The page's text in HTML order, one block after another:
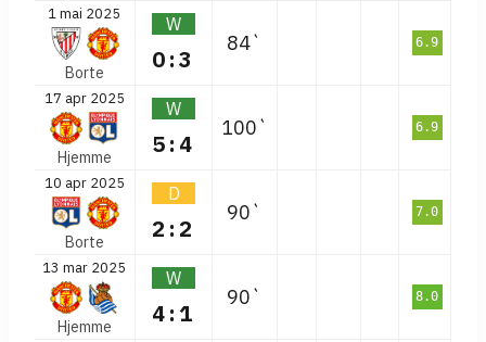
1 mai 2025
Borte
W
0:3
84` 6.9
17 apr 2025
Hjemme
W
5:4
100` 6.9
10 apr 2025
Borte
D
2:2
90` 7.0
13 mar 2025
Hjemme
W
4:1
90` 8.0